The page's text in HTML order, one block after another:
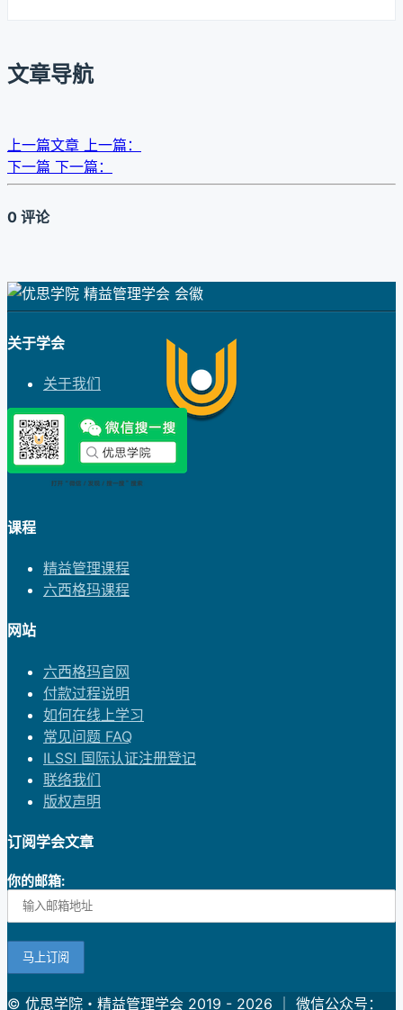
文章导航
上一篇文章 上一篇：
下一篇 下一篇：
0 评论
关于学会
关于我们
课程
精益管理课程
六西格玛课程
网站
六西格玛官网
付款过程说明
如何在线上学习
常见问题 FAQ
ILSSI 国际认证注册登记
联络我们
版权声明
订阅学会文章
你的邮箱:
© 优思学院・精益管理学会 2019 - 2026 ｜ 微信公众号：